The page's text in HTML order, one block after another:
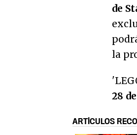
de
la
28
ARTÍCULOS